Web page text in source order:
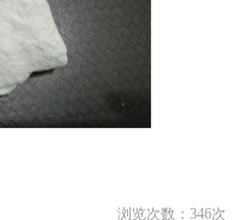
浏览次数： 346次